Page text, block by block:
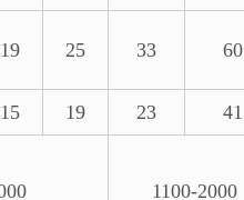
19 25 33 60
15 19 23 41
1100-2000